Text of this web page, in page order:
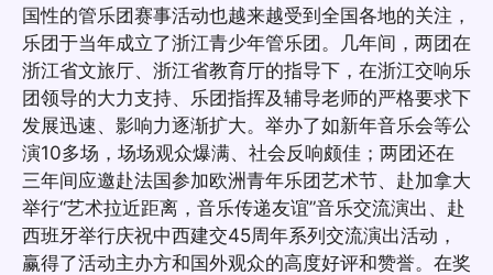
国性的管乐团赛事活动也越来越受到全国各地的关注，
乐团于当年成立了浙江青少年管乐团。几年间，两团在
浙江省文旅厅、浙江省教育厅的指导下，在浙江交响乐
团领导的大力支持、乐团指挥及辅导老师的严格要求下
发展迅速、影响力逐渐扩大。举办了如新年音乐会等公
演10多场，场场观众爆满、社会反响颇佳；两团还在
三年间应邀赴法国参加欧洲青年乐团艺术节、赴加拿大
举行“艺术拉近距离，音乐传递友谊”音乐交流演出、赴
西班牙举行庆祝中西建交45周年系列交流演出活动，
赢得了活动主办方和国外观众的高度好评和赞誉。在奖